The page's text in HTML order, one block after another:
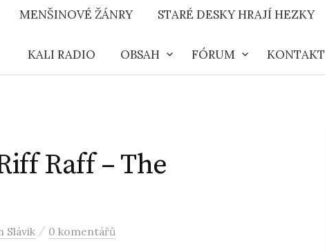
MENŠINOVÉ ŽÁNRY STARÉ DESKY HRAJÍ HEZKY
KALI RADIO OBSAH FÓRUM KONTAKT
Raff – The
Slávik / 0 komentářů